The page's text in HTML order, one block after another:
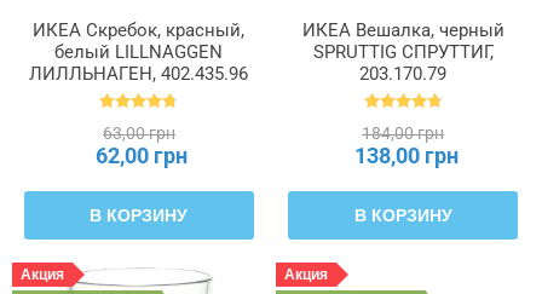
ИКЕА Скребок, красный,
белый LILLNAGGEN
ЛИЛЛЬНАГЕН, 402.435.96
63,00 грн
62,00 грн
В КОРЗИНУ
ИКЕА Вешалка, черный
SPRUTTIG СПРУТТИГ,
203.170.79
184,00 грн
138,00 грн
В КОРЗИНУ
Акция
Акция